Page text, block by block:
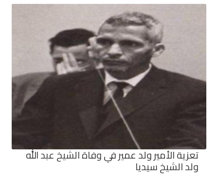
تعزية الأمير ولد عمير في وفاة الشيخ عبد الله
ولد الشيخ سيديا